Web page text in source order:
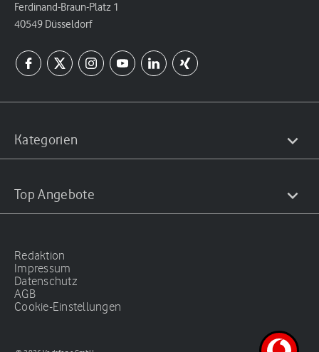
Ferdinand-Braun-Platz 1
40549 Düsseldorf
Kategorien
Top Angebote
Redaktion
Impressum
Datenschutz
AGB
Cookie-Einstellungen